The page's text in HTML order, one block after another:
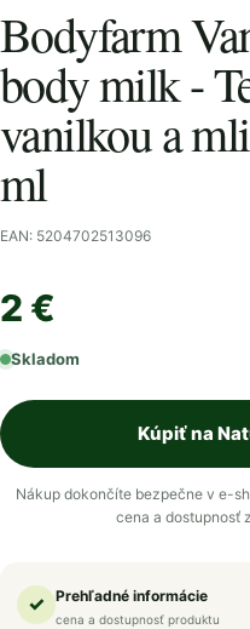
Bodyfarm
body milk -
vanilkou a
ml
EAN: 5204702513096
2 €
Skladom
Kúpiť na
Nákup dokončíte bezpečne v e-
cena a dostupnosť
✓ Prehľadné informácie
cena a dostupnosť produktu